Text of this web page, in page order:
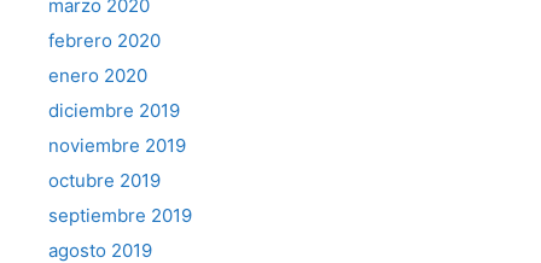
marzo 2020
febrero 2020
enero 2020
diciembre 2019
noviembre 2019
octubre 2019
septiembre 2019
agosto 2019